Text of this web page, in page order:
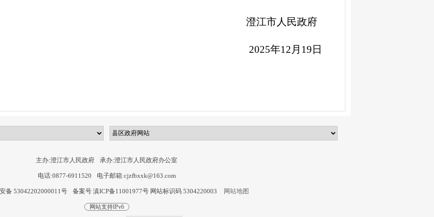
澄江市人民政府
2025年12月 19 日
主办:澄江市人民政府 承办:澄江市人民政府办公室
电话:0877-6911520 电子邮箱:cjzfbxxk@163.com
备 53042202000011号 备案号 滇ICP备11001977号网站标识码 5304220003 网站地图
网站支持IPv6